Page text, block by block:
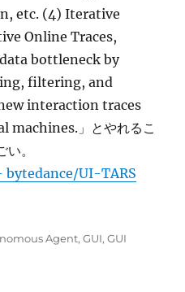
etc. (4) Iterative
Online Traces,
bottleneck by
filtering, and
interaction traces
」とやれるこ
。
bytedance/UI-TARS
Agent,GUI,GUI